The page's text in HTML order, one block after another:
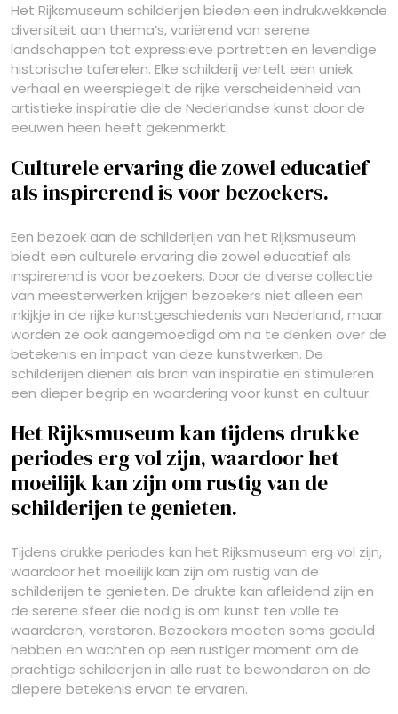
Het Rijksmuseum schilderijen bieden een indrukwekkende
diversiteit aan thema’s, variërend van serene
landschappen tot expressieve portretten en levendige
historische taferelen. Elke schilderij vertelt een uniek
verhaal en weerspiegelt de rijke verscheidenheid van
artistieke inspiratie die de Nederlandse kunst door de
eeuwen heen heeft gekenmerkt.
Culturele ervaring die zowel educatief
als inspirerend is voor bezoekers.
Een bezoek aan de schilderijen van het Rijksmuseum
biedt een culturele ervaring die zowel educatief als
inspirerend is voor bezoekers. Door de diverse collectie
van meesterwerken krijgen bezoekers niet alleen een
inkijkje in de rijke kunstgeschiedenis van Nederland, maar
worden ze ook aangemoedigd om na te denken over de
betekenis en impact van deze kunstwerken. De
schilderijen dienen als bron van inspiratie en stimuleren
een dieper begrip en waardering voor kunst en cultuur.
Het Rijksmuseum kan tijdens drukke
periodes erg vol zijn, waardoor het
moeilijk kan zijn om rustig van de
schilderijen te genieten.
Tijdens drukke periodes kan het Rijksmuseum erg vol zijn,
waardoor het moeilijk kan zijn om rustig van de
schilderijen te genieten. De drukte kan afleidend zijn en
de serene sfeer die nodig is om kunst ten volle te
waarderen, verstoren. Bezoekers moeten soms geduld
hebben en wachten op een rustiger moment om de
prachtige schilderijen in alle rust te bewonderen en de
diepere betekenis ervan te ervaren.